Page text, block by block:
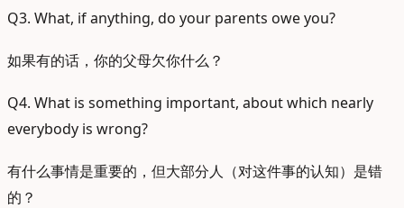
Q3. What, if anything, do your parents owe you?
如果有的话，你的父母欠你什么？
Q4. What is something important, about which nearly
everybody is wrong?
有什么事情是重要的，但大部分人（对这件事的认知）是错
的？